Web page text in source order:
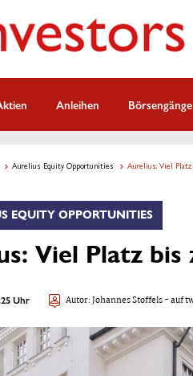
Anleihen Börsengänge
Aurelius Equity Opportunities Aurelius: Viel
EQUITY OPPORTUNITIES
Viel Platz
Uhr Autor:Johannes Stoffels- auf